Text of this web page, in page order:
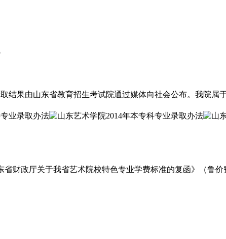
结果由山东省教育招生考试院通过媒体向社会公布。我院属
财政厅关于我省艺术院校特色专业学费标准的复函》（鲁